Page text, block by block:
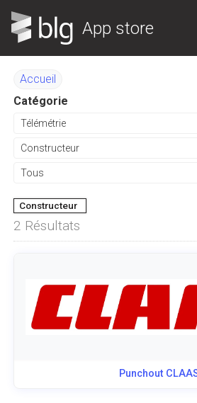
App store
Accueil
Catégorie
Constructeur
2 Résultats
Punchout